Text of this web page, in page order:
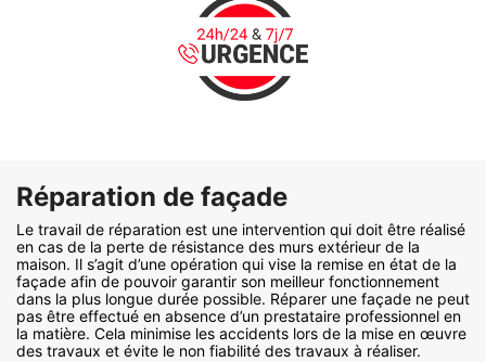
Réparation de façade
Le travail de réparation est une intervention qui doit être réalisé
en cas de la perte de résistance des murs extérieur de la
maison. Il s’agit d’une opération qui vise la remise en état de la
façade afin de pouvoir garantir son meilleur fonctionnement
dans la plus longue durée possible. Réparer une façade ne peut
pas être effectué en absence d’un prestataire professionnel en
la matière. Cela minimise les accidents lors de la mise en œuvre
des travaux et évite le non fiabilité des travaux à réaliser.